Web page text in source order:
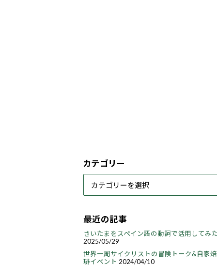
カテゴリー
最近の記事
さいたまをスペイン語の動詞で活用してみ
2025/05/29
世界一周サイクリストの冒険トーク&自家
琲イベント 2024/04/10